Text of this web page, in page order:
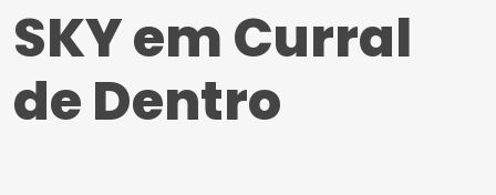
SKY em Curral
de Dentro